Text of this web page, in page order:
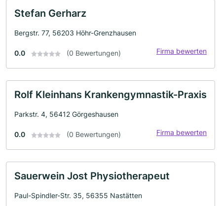
Stefan Gerharz
Bergstr. 77, 56203 Höhr-Grenzhausen
0.0 (0 Bewertungen) Firma bewerten
Rolf Kleinhans Krankengymnastik-Praxis
Parkstr. 4, 56412 Görgeshausen
0.0 (0 Bewertungen) Firma bewerten
Sauerwein Jost Physiotherapeut
Paul-Spindler-Str. 35, 56355 Nastätten